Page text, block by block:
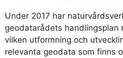
Under 2017 har
geodatarådets handlingsplan
vilken utformning och
relevanta geodata som finns